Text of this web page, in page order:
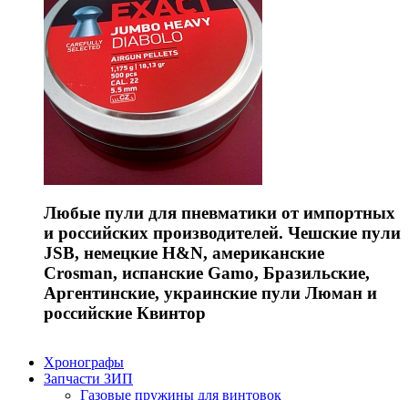
Любые пули для пневматики от импортных
и российских производителей. Чешские пули
JSB, немецкие H&N, американские
Crosman, испанские Gamo, Бразильские,
Аргентинские, украинские пули Люман и
российские Квинтор
Хронографы
Запчасти ЗИП
Газовые пружины для винтовок